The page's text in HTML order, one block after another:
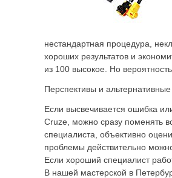
нестандартная процедура,
хороших результатов и
из 100 высокое. Но
Перспективы и
Если высвечивается ошибка
Cruze, можно сразу поменять
специалиста, объективно
проблемы действительно
Если хороший специалист
В нашей мастерской в